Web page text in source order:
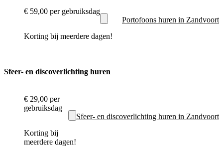
€ 59,00 per gebruiksdag
Korting bij meerdere dagen!
Portofoons huren in Zandvoort
Sfeer- en discoverlichting huren
€ 29,00 per
gebruiksdag
Korting bij
meerdere dagen!
Sfeer- en discoverlichting huren in Zandvoort